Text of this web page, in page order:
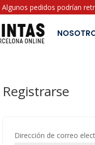
Algunos pedidos podrían
Registrarse
Dirección de correo